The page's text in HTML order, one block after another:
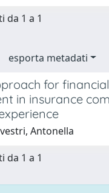
da 1 a 1
esporta metadati
for
in insurance
Antonella
da 1 a 1